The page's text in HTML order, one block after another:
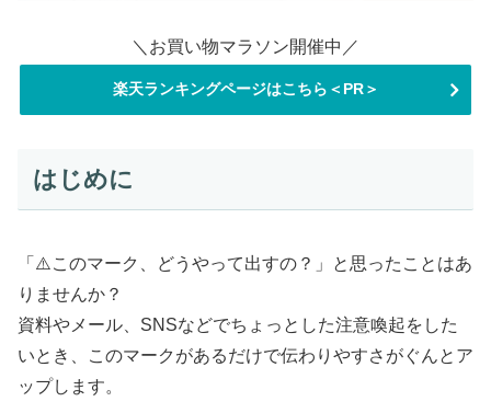
＼お買い物マラソン開催中／
楽天ランキングページはこちら＜PR＞
はじめに
「⚠️このマーク、どうやって出すの？」と思ったことはあ
りませんか？
資料やメール、SNSなどでちょっとした注意喚起をした
いとき、このマークがあるだけで伝わりやすさがぐんとア
ップします。